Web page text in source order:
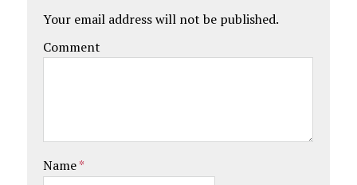
Your email address will not be published.
Comment
Name*